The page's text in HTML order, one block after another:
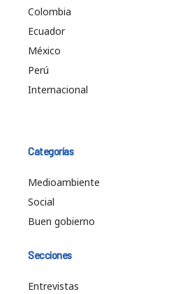
Colombia
Ecuador
México
Perú
Internacional
Categorías
Medioambiente
Social
Buen gobierno
Secciones
Entrevistas